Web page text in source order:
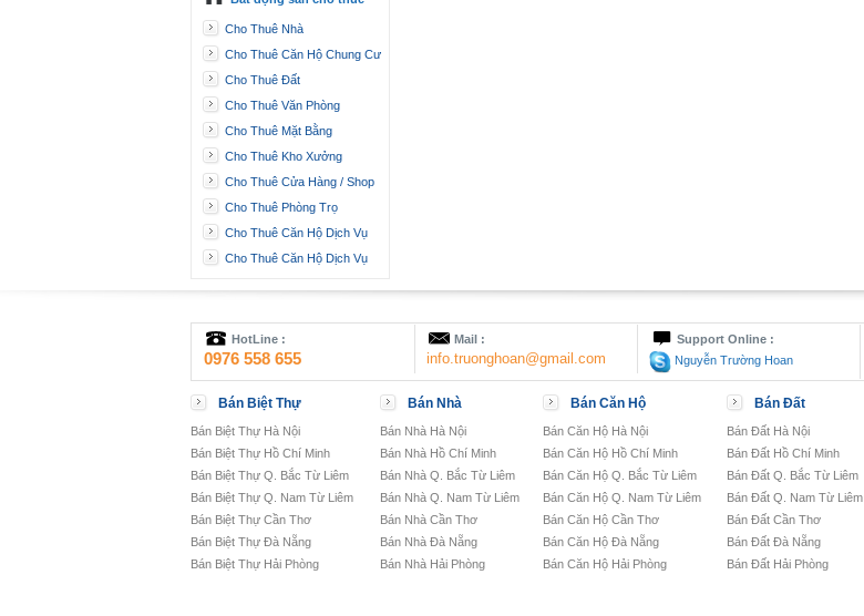
Cho Thuê Nhà
Cho Thuê Căn Hộ Chung Cư
Cho Thuê Đất
Cho Thuê Văn Phòng
Cho Thuê Mặt Bằng
Cho Thuê Kho Xưởng
Cho Thuê Cửa Hàng / Shop
Cho Thuê Phòng Trọ
Cho Thuê Căn Hộ Dịch Vụ
Cho Thuê Căn Hộ Dịch Vụ
HotLine :
0976 558 655
Mail :
info.truonghoan@gmail.com
Support Online :
Nguyễn Trường Hoan
Bán Biệt Thự
Bán Biệt Thự Hà Nội
Bán Biệt Thự Hồ Chí Minh
Bán Biệt Thự Q. Bắc Từ Liêm
Bán Biệt Thự Q. Nam Từ Liêm
Bán Biệt Thự Cần Thơ
Bán Biệt Thự Đà Nẵng
Bán Biệt Thự Hải Phòng
Bán Nhà
Bán Nhà Hà Nội
Bán Nhà Hồ Chí Minh
Bán Nhà Q. Bắc Từ Liêm
Bán Nhà Q. Nam Từ Liêm
Bán Nhà Cần Thơ
Bán Nhà Đà Nẵng
Bán Nhà Hải Phòng
Bán Căn Hộ
Bán Căn Hộ Hà Nội
Bán Căn Hộ Hồ Chí Minh
Bán Căn Hộ Q. Bắc Từ Liêm
Bán Căn Hộ Q. Nam Từ Liêm
Bán Căn Hộ Cần Thơ
Bán Căn Hộ Đà Nẵng
Bán Căn Hộ Hải Phòng
Bán Đất
Bán Đất Hà Nội
Bán Đất Hồ Chí Minh
Bán Đất Q. Bắc Từ Liêm
Bán Đất Q. Nam Từ Liêm
Bán Đất Cần Thơ
Bán Đất Đà Nẵng
Bán Đất Hải Phòng